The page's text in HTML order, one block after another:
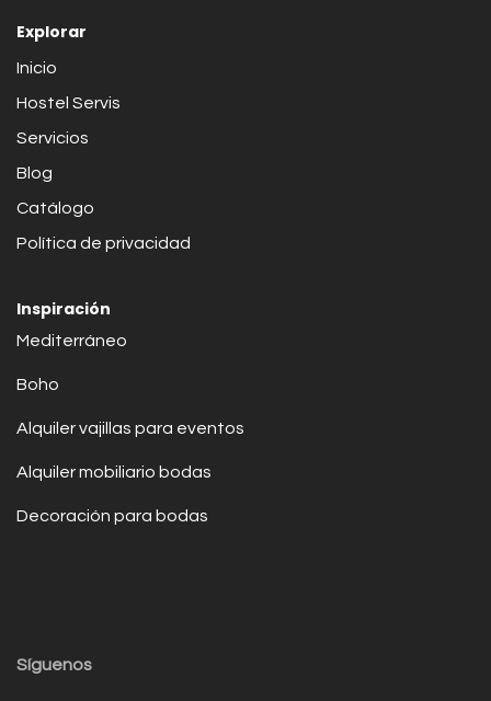
Explorar
Inicio
Hostel Servis
Servicios
Blog
Catálogo
Política de privacidad
Inspiración
Mediterráneo
Boho
Alquiler vajillas para eventos
Alquiler mobiliario bodas
Decoración para bodas
Síguenos